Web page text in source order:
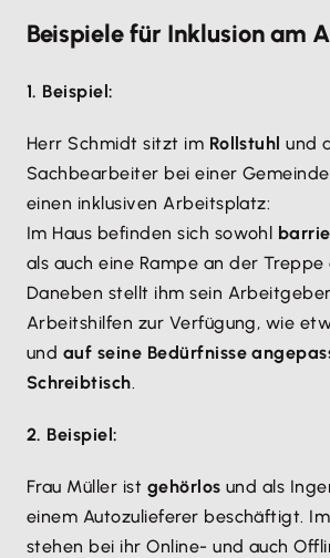
Beispiele für Inklusion am
1. Beispiel:
Herr Schmidt sitzt im Rollstuhl und
Sachbearbeiter bei einer
einen inklusiven Arbeitsplatz:
Im Haus befinden sich sowohl
als auch eine Rampe an der Treppe
Daneben stellt ihm sein
Arbeitshilfen zur Verfügung, wie
und auf seine Bedürfnisse
Schreibtisch.
2. Beispiel:
Frau Müller ist gehörlosund als
einem Autozulieferer beschäftigt.
stehen bei ihr Online- und auch